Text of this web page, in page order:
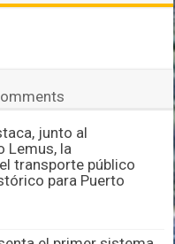
junto al
Lemus, la
transporte público
para Puerto